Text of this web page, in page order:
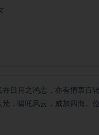
日月之鸿志，亦有情衷百转
，啸吒风云，威加四海。